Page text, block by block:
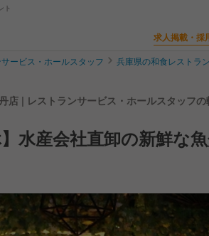
ト
求人掲載・採
ービス・ホールスタッフ 兵庫県の和食レストラ
店 | レストランサービス・ホールスタッフ
水産会社直卸の新鮮な